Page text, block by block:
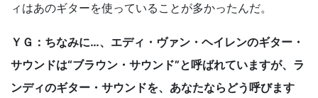
ィはあのギターを使っていることが多かったんだ。
ＹＧ：ちなみに…、エディ・ヴァン・ヘイレンのギター・
サウンドは“ブラウン・サウンド”と呼ばれていますが、ラ
ンディのギター・サウンドを、あなたならどう呼びます